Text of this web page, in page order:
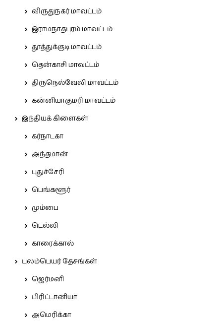
விருதுநகர் மாவட்டம்
இராமநாதபுரம் மாவட்டம்
தூத்துக்குடி மாவட்டம்
தென்காசி மாவட்டம்
திருநெல்வேலி மாவட்டம்
கன்னியாகுமரி மாவட்டம்
இந்தியக் கிளைகள்
கர்நாடகா
அந்தமான்
புதுச்சேரி
பெங்களூர்
மும்பை
டெல்லி
காரைக்கால்
புலம்பெயர் தேசங்கள்
ஜெர்மனி
பிரிட்டானியா
அமெரிக்கா